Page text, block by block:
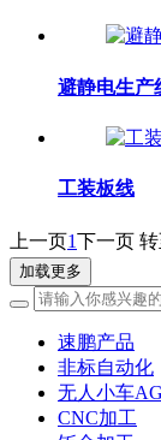
避静电生产
工装板线
上一页1下一页
加载更多
速鹏产品
非标自动化
无人小车
CNC加工